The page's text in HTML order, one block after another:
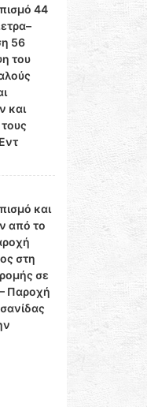
44
56
του
και
και
από το
στη
σε
Παροχή